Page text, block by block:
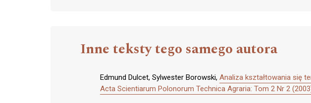
Inne teksty tego samego autora
Edmund Dulcet, Sylwester Borowski, Analiza kształtowania się
Acta Scientiarum Polonorum Technica Agraria: Tom 2 Nr 2